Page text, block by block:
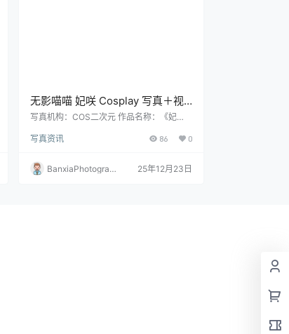
无影喵喵 妃咲 Cosplay 写真＋视
频合集｜高质量摄影作品（85P｜
写真机构：COS二次元 作品名称：《妃
｜13V 资源大小：1.67GB
写真资讯 86 0
BanxiaPhotograp
25年12月23日